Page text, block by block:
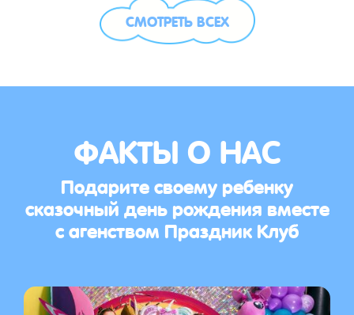
СМОТРЕТЬ ВСЕХ
ФАКТЫ О НАС
Подарите своему ребенку
сказочный день рождения вместе
с агенством Праздник Клуб